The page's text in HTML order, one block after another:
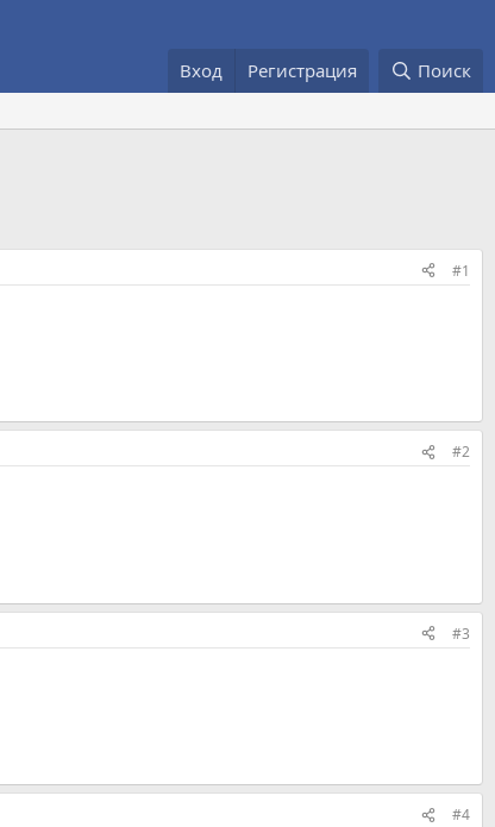
Вход Регистрация Поиск
#1
#2
#3
#4